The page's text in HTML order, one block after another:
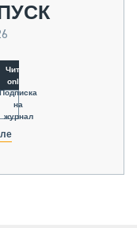
Читать
online
Подписка
на
журнал